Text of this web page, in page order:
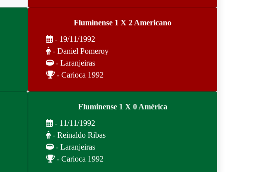
Fluminense 1 X 2 Americano
- 19/11/1992
- Daniel Pomeroy
- Laranjeiras
- Carioca 1992
Fluminense 1 X 0 América
- 11/11/1992
- Reinaldo Ribas
- Laranjeiras
- Carioca 1992